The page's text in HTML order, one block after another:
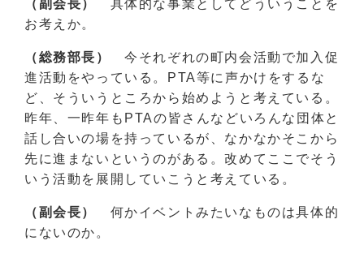
（副会長）
具体的な事業としてどういうことを
お考えか。
（総務部長）
今それぞれの町内会活動で加入促
進活動をやっている。PTA等に声かけをするな
ど、そういうところから始めようと考えている。
昨年、一昨年もPTAの皆さんなどいろんな団体と
話し合いの場を持っているが、なかなかそこから
先に進まないというのがある。改めてここでそう
いう活動を展開していこうと考えている。
（副会長）
何かイベントみたいなものは具体的
にないのか。